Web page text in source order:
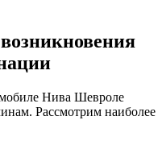
Нива Шевроле
Рассмотрим наиболее